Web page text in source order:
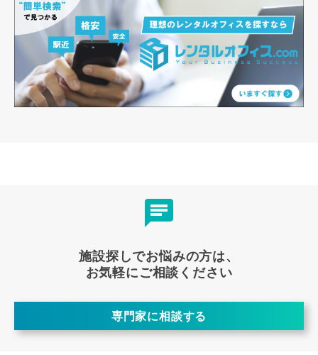
施設探しでお悩みの方は、
お気軽にご相談ください
専門家に相談する